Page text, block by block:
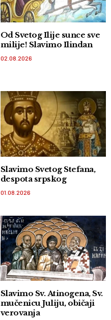
Od Svetog Ilije sunce sve
milije! Slavimo Ilindan
02.08.2026
Slavimo Svetog Stefana,
despota srpskog
01.08.2026
Slavimo Sv. Atinogena, Sv.
mučenicu Juliju, običaji
verovanja